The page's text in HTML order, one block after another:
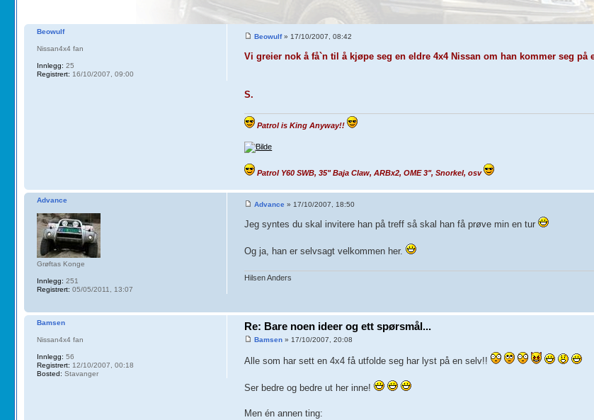
Beowulf» 17/10/2007, 08:42
Vi greier nok å få`n til å kjøpe seg en eldre 4x4 Nissan om han kommer seg
S.
Patrol is King Anyway!!
Patrol Y60 SWB, 35" Baja Claw, ARBx2, OME 3", Snorkel, osv
Beowulf
Nissan4x4 fan
Innlegg: 25
Registrert: 16/10/2007, 09:00
Advance » 17/10/2007, 18:50
Jeg syntes du skal invitere han på treff så skal han få prøve min en tur
Og ja, han er selvsagt velkommen her.
Hilsen Anders
Advance
Grøftas Konge
Innlegg: 251
Registrert: 05/05/2011, 13:07
Re: Bare noen ideer og ett spørsmål...
Bamsen » 17/10/2007, 20:08
Alle som har sett en 4x4 få utfolde seg har lyst på en selv!!
Ser bedre og bedre ut her inne!
Men én annen ting:
Bamsen
Nissan4x4 fan
Innlegg: 56
Registrert: 12/10/2007, 00:18
Bosted: Stavanger